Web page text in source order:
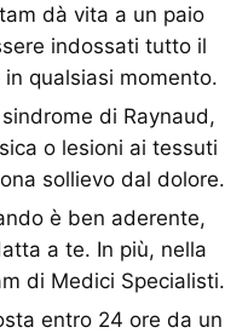
dà vita a un paio
indossati tutto il
qualsiasi momento.
di Raynaud,
o lesioni ai tessuti
sollievo dal dolore.
è ben aderente,
a te. In più, nella
di Medici Specialisti.
entro 24 ore da un